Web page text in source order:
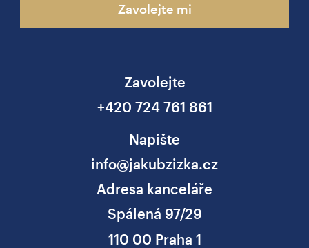
Zavolejte mi
Zavolejte
+420 724 761 861
Napište
info@jakubzizka.cz
Adresa kanceláře
Spálená 97/29
110 00 Praha 1